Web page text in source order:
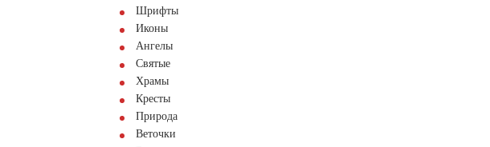
Шрифты
Иконы
Ангелы
Святые
Храмы
Кресты
Природа
Веточки